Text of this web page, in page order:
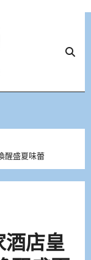
醒盛夏味蕾
酒店皇